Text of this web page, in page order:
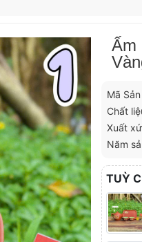
Ấm
Mã
Chất
Xuất
Năm
TUỲ